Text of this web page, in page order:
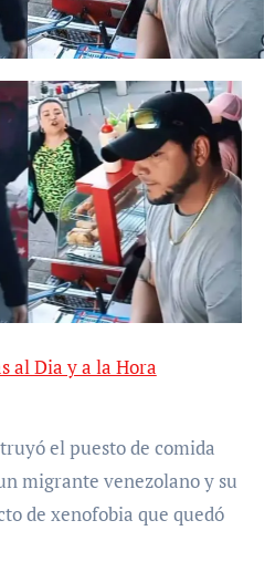
al Dia y a la Hora
migrante venezolano y su
de xenofobia que quedó